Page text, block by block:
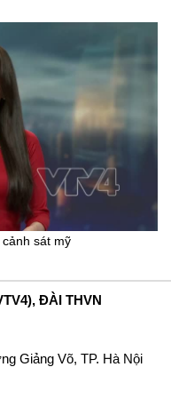
sát mỹ
ĐÀI THVN
Giảng Võ, TP. Hà Nội